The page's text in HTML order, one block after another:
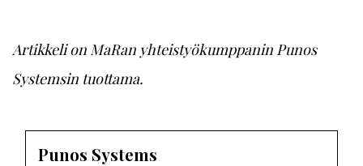
Artikkeli on MaRan yhteistyö­kumppanin Punos
Systemsin tuottama.
Punos Systems